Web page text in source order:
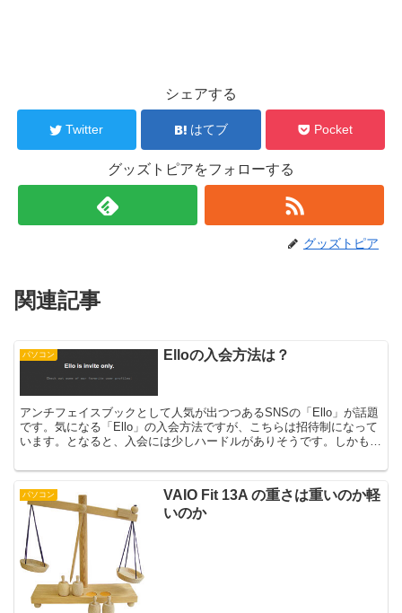
シェアする
Twitter はてブ Pocket
グッズトピアをフォローする
グッズトピア
関連記事
パソコン Elloの入会方法は？
アンチフェイスブックとして人気が出つつあるSNSの「Ello」が話題
です。気になる「Ello」の入会方法ですが、こちらは招待制になって
います。となると、入会には少しハードルがありそうです。しかも、
パソコン
VAIO Fit 13A の重さは重いのか軽
いのか